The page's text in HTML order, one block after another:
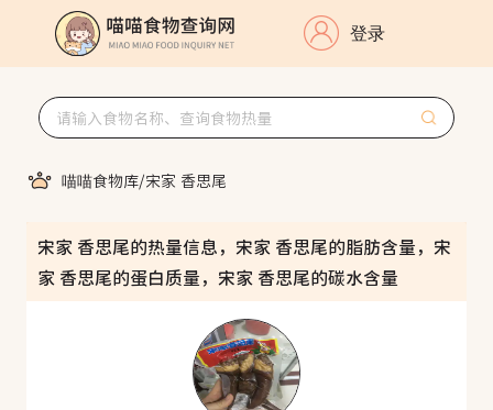
登录
喵喵食物库/宋家 香思尾
宋家 香思尾的热量信息，宋家 香思尾的脂肪含量，宋
家 香思尾的蛋白质量，宋家 香思尾的碳水含量